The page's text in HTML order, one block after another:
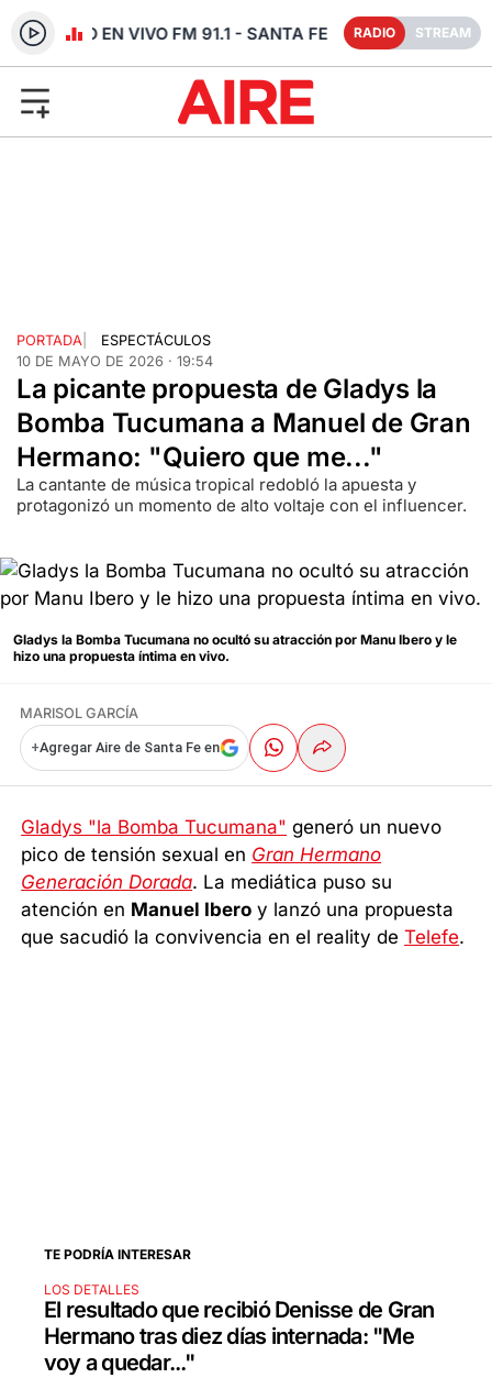
RADIO EN VIVO FM 91.1 - SANTA FE RADIO STREAM
PORTADA
ESPECTÁCULOS
10 DE MAYO DE 2026 · 19:54
La picante propuesta de Gladys la
Bomba Tucumana a Manuel de Gran
Hermano: "Quiero que me..."
La cantante de música tropical redobló la apuesta y
protagonizó un momento de alto voltaje con el influencer.
Gladys la Bomba Tucumana no ocultó su atracción por Manu Ibero y le
hizo una propuesta íntima en vivo.
MARISOL GARCÍA
+Agregar Aire de Santa Fe en
Gladys "la Bomba Tucumana" generó un nuevo
pico de tensión sexual en Gran Hermano
Generación Dorada. La mediática puso su
atención en Manuel Ibero y lanzó una propuesta
que sacudió la convivencia en el reality deTelefe.
TE PODRÍA INTERESAR
LOS DETALLES
El resultado que recibió Denisse de Gran
Hermano tras diez días internada: "Me
voy a quedar..."